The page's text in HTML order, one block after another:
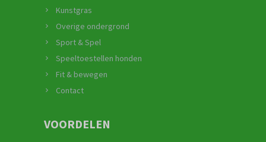
Kunstgras
Overige ondergrond
Sport & Spel
Speeltoestellen honden
Fit & bewegen
Contact
VOORDELEN